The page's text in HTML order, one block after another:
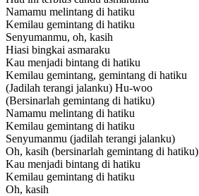
Namamu melintang di hatiku
Kemilau gemintang di hatiku
Senyumanmu, oh, kasih
Hiasi bingkai asmaraku
Kau menjadi bintang di hatiku
Kemilau gemintang, gemintang di hatiku
(Jadilah terangi jalanku) Hu-woo
(Bersinarlah gemintang di hatiku)
Namamu melintang di hatiku
Kemilau gemintang di hatiku
Senyumanmu (jadilah terangi jalanku)
Oh, kasih (bersinarlah gemintang di hatiku)
Kau menjadi bintang di hatiku
Kemilau gemintang di hatiku
Oh, kasih